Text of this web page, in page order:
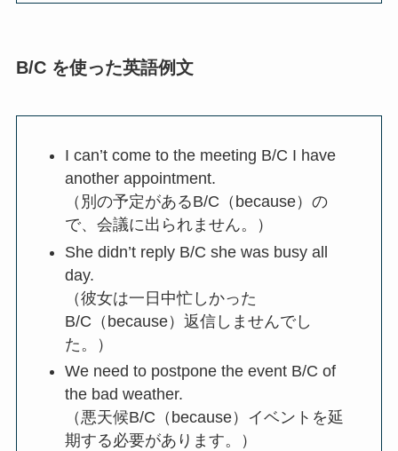
B/C を使った英語例文
I can’t come to the meeting B/C I have
another appointment.
（別の予定があるB/C（because）の
で、会議に出られません。）
She didn’t reply B/C she was busy all
day.
（彼女は一日中忙しかった
B/C（because）返信しませんでし
た。）
We need to postpone the event B/C of
the bad weather.
（悪天候B/C（because）イベントを延
期する必要があります。）